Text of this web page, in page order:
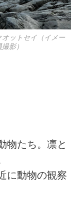
オットセイ（イメー
影）
物たち。凛と
に動物の観察